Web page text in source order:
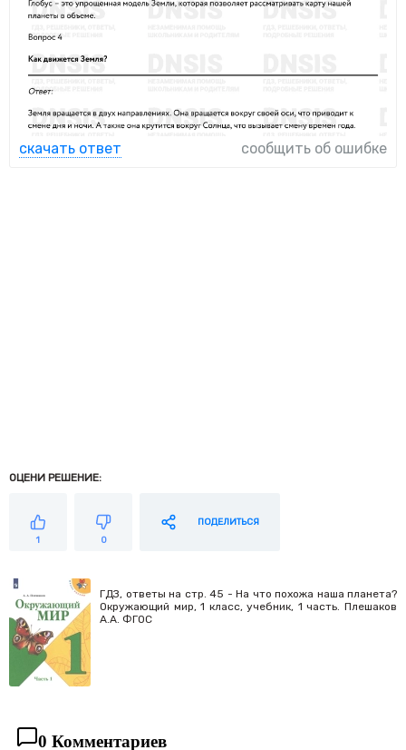
скачать ответ сообщить об ошибке
ОЦЕНИ РЕШЕНИЕ:
1 0
ПОДЕЛИТЬСЯ
ГДЗ, ответы на стр. 45 - На что похожа наша планета?
Окружающий мир, 1 класс, учебник, 1 часть. Плешаков
А.А. ФГОС